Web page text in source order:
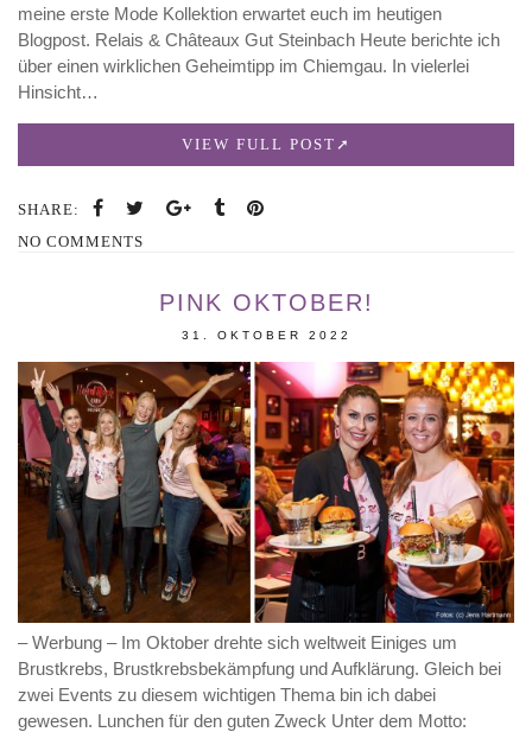
meine erste Mode Kollektion erwartet euch im heutigen
Blogpost. Relais & Châteaux Gut Steinbach Heute berichte ich
über einen wirklichen Geheimtipp im Chiemgau. In vielerlei
Hinsicht…
VIEW FULL POST
SHARE:
NO COMMENTS
PINK OKTOBER!
31. OKTOBER 2022
– Werbung – Im Oktober drehte sich weltweit Einiges um
Brustkrebs, Brustkrebsbekämpfung und Aufklärung. Gleich bei
zwei Events zu diesem wichtigen Thema bin ich dabei
gewesen. Lunchen für den guten Zweck Unter dem Motto: